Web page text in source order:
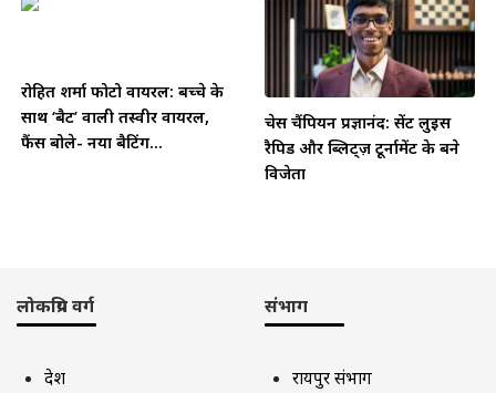
रोहित शर्मा फोटो वायरल: बच्चे के
साथ ‘बैट’ वाली तस्वीर वायरल,
फैंस बोले- नया बैटिंग...
चेस चैंपियन प्रज्ञानंद: सेंट लुइस
रैपिड और ब्लिट्ज़ टूर्नामेंट के बने
विजेता
लोकप्रिय वर्ग
देश
संभाग
रायपुर संभाग